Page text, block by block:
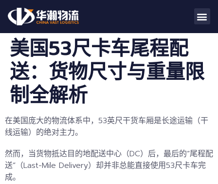
美国53尺卡车尾程配
送：货物尺寸与重量限
制全解析
在美国庞大的物流体系中，53英尺干货车厢是长途运输（干
线运输）的绝对主力。
然而，当货物抵达目的地配送中心（DC）后，最后的“尾程配
送”（Last-Mile Delivery）却并非总能直接使用53尺卡车完
成。